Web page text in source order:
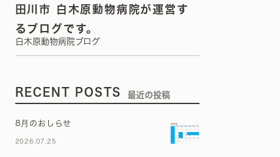
田川市 白木原動物病院が運営す
るブログです。
白木原動物病院ブログ
RECENT POSTS 最近の投稿
8月のおしらせ
2026.07.25